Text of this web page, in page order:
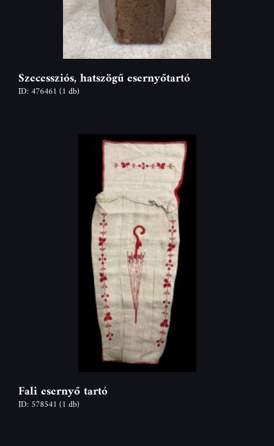
Szecessziós, hatszögű esernyőtartó
ID: 476461 (1 db)
Fali esernyő tartó
ID: 578541 (1 db)